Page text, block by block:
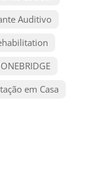
Auditivo
em Casa